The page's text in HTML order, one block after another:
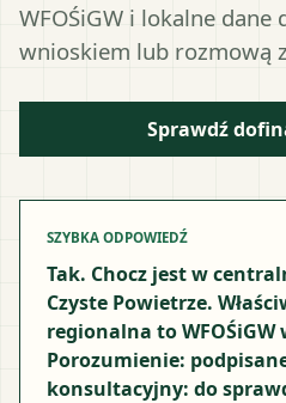
WFOŚiGW i lokalne dane
wnioskiem lub rozmową
Sprawdź
SZYBKA ODPOWIEDŹ
Tak. Chocz jest w
Czyste Powietrze.
regionalna to WFOŚiGW
Porozumienie:
konsultacyjny: do